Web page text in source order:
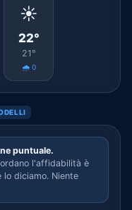
☀️
22°
21°
🌧️ 0
puntuale.
l'affidabilità è
diciamo. Niente